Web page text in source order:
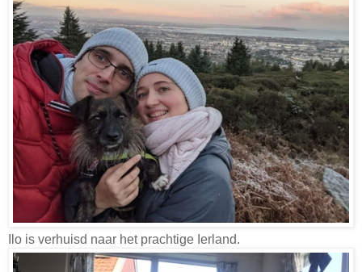
Ilo is verhuisd naar het prachtige Ierland.